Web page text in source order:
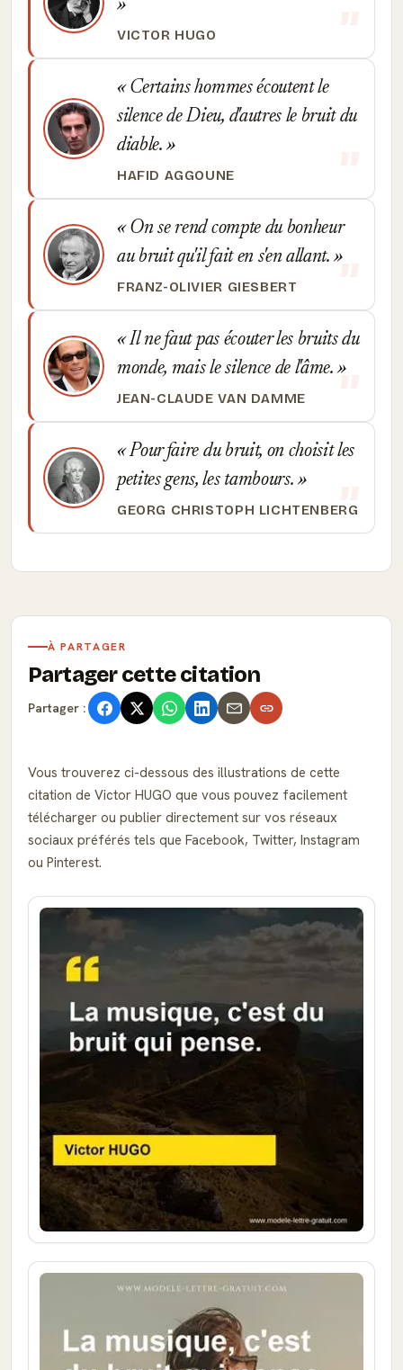
VICTOR HUGO
Certains hommes écoutent le
silence de Dieu, d'autres le bruit du
diable.
HAFID AGGOUNE
On se rend compte du bonheur
au bruit qu'il fait en s'en allant.
FRANZ-OLIVIER GIESBERT
Il ne faut pas écouter les bruits du
monde, mais le silence de l'âme.
JEAN-CLAUDE VAN DAMME
Pour faire du bruit, on choisit les
petites gens, les tambours.
GEORG CHRISTOPH LICHTENBERG
À PARTAGER
Partager cette citation
Partager :
Vous trouverez ci-dessous des illustrations de cette
citation de Victor HUGO que vous pouvez facilement
télécharger ou publier directement sur vos réseaux
sociaux préférés tels que Facebook, Twitter, Instagram
ou Pinterest.